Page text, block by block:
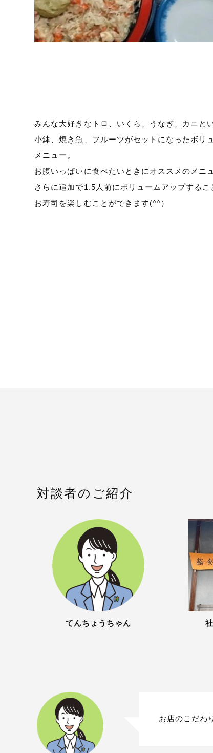
みんな大好きなトロ、いくら、うなぎ、カニと
小鉢、焼き魚、フルーツがセットになったボリ
メニュー。
お腹いっぱいに食べたいときにオススメのメニ
さらに追加で1.5人前にボリュームアップする
お寿司を楽しむことができます(^^）
対談者のご紹介
てんちょうちゃん
お店のこだわ